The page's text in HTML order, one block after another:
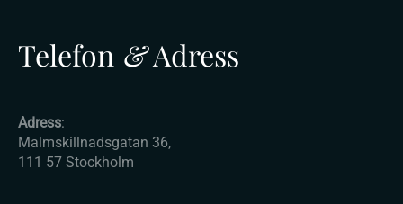
Telefon &Adress
Adress:
Malmskillnadsgatan 36,
111 57 Stockholm